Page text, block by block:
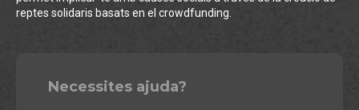
reptes solidaris basats en el crowdfunding.
Necessites ajuda?